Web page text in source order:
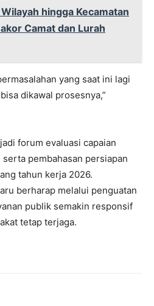
hingga Kecamatan
Camat dan Lurah
yang saat ini lagi
dikawal prosesnya,”
forum evaluasi capaian
pembahasan persiapan
tahun kerja 2026.
berharap melalui penguatan
publik semakin responsif
tetap terjaga.